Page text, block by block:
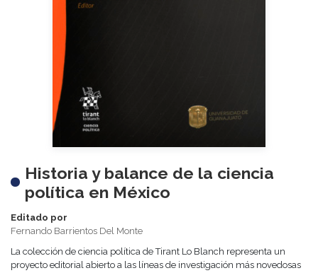
Historia y balance de la ciencia
política en México
Editado por
Fernando Barrientos Del Monte
La colección de ciencia política de Tirant Lo Blanch representa un
proyecto editorial abierto a las líneas de investigación más novedosas